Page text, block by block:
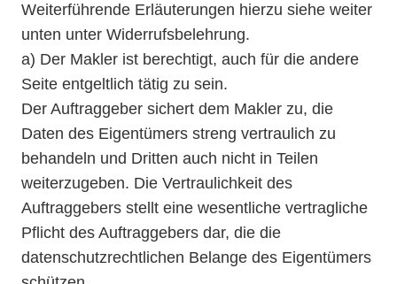
Weiterführende Erläuterungen hierzu siehe weiter
unten unter Widerrufsbelehrung.
a) Der Makler ist berechtigt, auch für die andere
Seite entgeltlich tätig zu sein.
Der Auftraggeber sichert dem Makler zu, die
Daten des Eigentümers streng vertraulich zu
behandeln und Dritten auch nicht in Teilen
weiterzugeben. Die Vertraulichkeit des
Auftraggebers stellt eine wesentliche vertragliche
Pflicht des Auftraggebers dar, die die
datenschutzrechtlichen Belange des Eigentümers